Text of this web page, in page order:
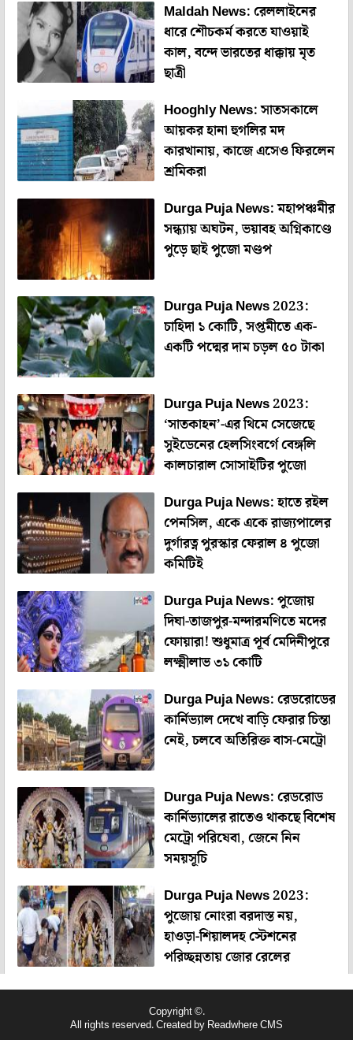
Maldah News: রেললাইনের
ধারে শৌচকর্ম করতে যাওয়াই
কাল, বন্দে ভারতের ধাক্কায় মৃত
ছাত্রী
Hooghly News: সাতসকালে
আয়কর হানা হুগলির মদ
কারখানায়, কাজে এসেও ফিরলেন
শ্রমিকরা
Durga Puja News: মহাপঞ্চমীর
সন্ধ্যায় অঘটন, ভয়াবহ অগ্নিকাণ্ডে
পুড়ে ছাই পুজো মণ্ডপ
Durga Puja News 2023:
চাহিদা ১ কোটি, সপ্তমীতে এক-
একটি পদ্মের দাম চড়ল ৫০ টাকা
Durga Puja News 2023:
‘সাতকাহন’-এর থিমে সেজেছে
সুইডেনের হেলসিংবর্গে বেঙ্গলি
কালচারাল সোসাইটির পুজো
Durga Puja News: হাতে রইল
পেনসিল, একে একে রাজ্যপালের
দুর্গারত্ন পুরস্কার ফেরাল ৪ পুজো
কমিটিই
Durga Puja News: পুজোয়
দিঘা-তাজপুর-মন্দারমণিতে মদের
ফোয়ারা! শুধুমাত্র পূর্ব মেদিনীপুরে
লক্ষ্মীলাভ ৩১ কোটি
Durga Puja News: রেডরোডের
কার্নিভ্যাল দেখে বাড়ি ফেরার চিন্তা
নেই, চলবে অতিরিক্ত বাস-মেট্রো
Durga Puja News: রেডরোড
কার্নিভ্যালের রাতেও থাকছে বিশেষ
মেট্রো পরিষেবা, জেনে নিন
সময়সূচি
Durga Puja News 2023:
পুজোয় নোংরা বরদাস্ত নয়,
হাওড়া-শিয়ালদহ স্টেশনের
পরিচ্ছন্নতায় জোর রেলের
Copyright ©.
All rights reserved. Created by Readwhere CMS